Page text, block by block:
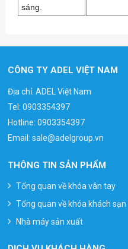
sáng.
CÔNG TY ADEL VIỆT NAM
Địa chỉ: ADEL Việt Nam
Tel:0903354397
Hotline:0903354397
Email:sale@adelgroup.vn
THÔNG TIN SẢN PHẨM
Tổng quan về khóa vân tay
Tổng quan về khóa khách sạn
Nhà máy sản xuất